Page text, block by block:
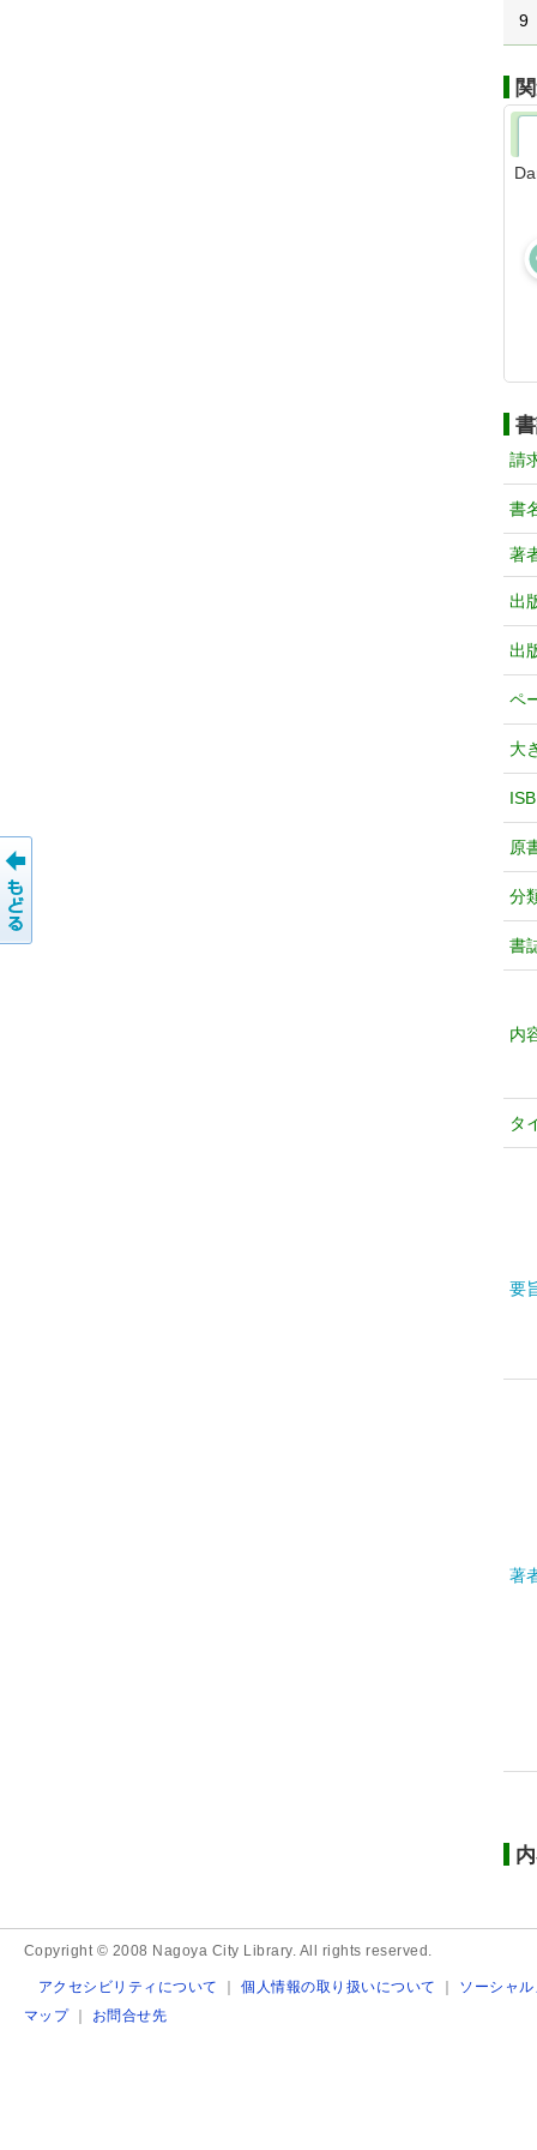
9
請
書
著
出
出
ペ
大
原
分
書
内
タ
要
著
Copyright © 2008 Nagoya City Library. All rights reserved.
アクセシビリティについて ｜個人情報の取り扱いについて ｜ ソーシャ
マップ｜ お問合せ先